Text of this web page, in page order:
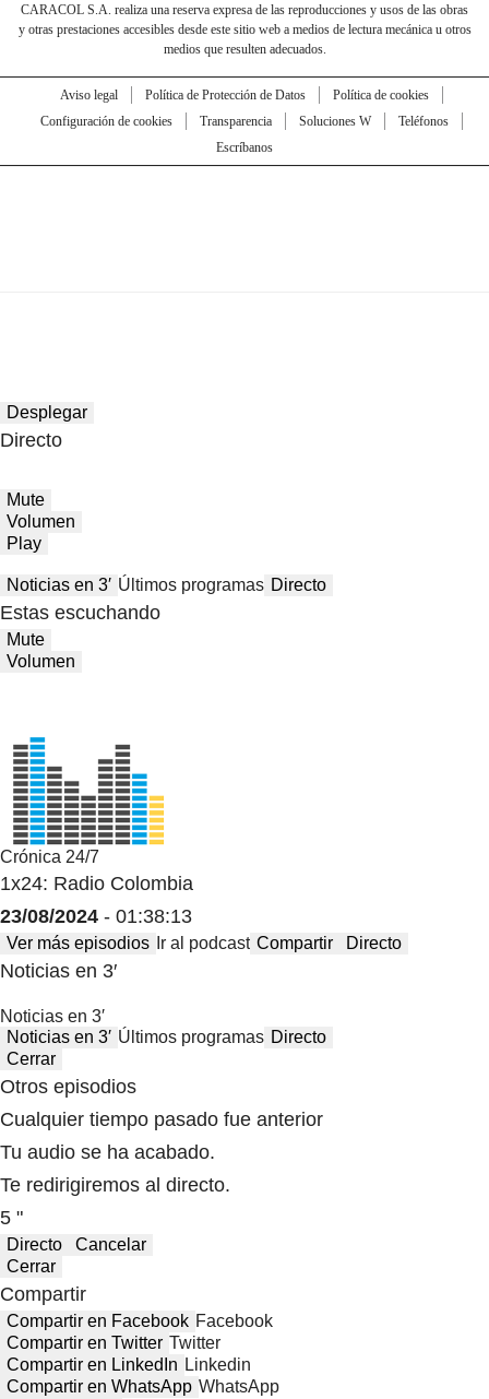
CARACOL S.A. realiza una reserva expresa de las reproducciones y usos de las obras
y otras prestaciones accesibles desde este sitio web a medios de lectura mecánica u otros
medios que resulten adecuados.
Aviso legal Política de Protección de Datos
Política de cookies
Configuración de cookies
Transparencia Soluciones W
Teléfonos
Escríbanos
Desplegar
Directo
Mute
Volumen
Play
Noticias en 3′ Últimos programas Directo
Estas escuchando
Mute
Volumen
Crónica 24/7
1x24: Radio Colombia
23/08/2024 - 01:38:13
Ver más episodios Ir al podcast Compartir Directo
Noticias en 3′
Noticias en 3′
Noticias en 3′ Últimos programas Directo
Cerrar
Otros episodios
Cualquier tiempo pasado fue anterior
Tu audio se ha acabado.
Te redirigiremos al directo.
5 "
Directo
Cancelar
Cerrar
Compartir
Compartir en Facebook Facebook
Compartir en Twitter Twitter
Compartir en LinkedIn Linkedin
Compartir en WhatsApp WhatsApp